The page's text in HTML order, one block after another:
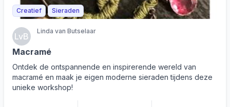
Creatief Sieraden
LvB
Linda van Butselaar
Macramé
Ontdek de ontspannende en inspirerende wereld van
macramé en maak je eigen moderne sieraden tijdens deze
unieke workshop!